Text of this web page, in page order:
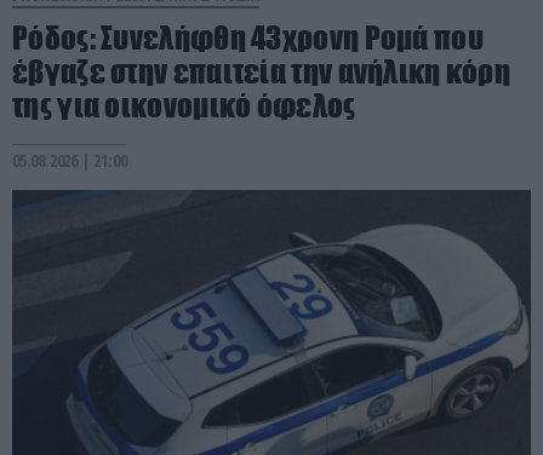
Ρόδος: Συνελήφθη 43χρονη Ρομά που
έβγαζε στην επαιτεία την ανήλικη κόρη
της για οικονομικό όφελος
05.08.2026 | 21:00